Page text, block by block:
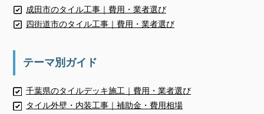
成田市のタイル工事｜費用・業者選び
四街道市のタイル工事｜費用・業者選び
テーマ別ガイド
千葉県のタイルデッキ施工｜費用・業者選び
タイル外壁・内装工事｜補助金・費用相場